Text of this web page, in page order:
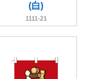
関連アイテムを見る
(白)
1111-21